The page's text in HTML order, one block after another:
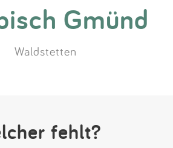
Gmünd
Waldstetten
fehlt?